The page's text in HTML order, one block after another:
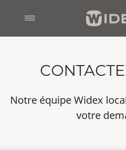
Notre équipe Widex
votre